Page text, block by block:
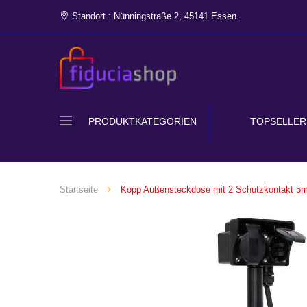
Standort : Nünningstraße 2, 45141 Essen.
PRODUKTKATEGORIEN TOPSELLER
Startseite Kopp Außensteckdose mit 2 Schutzkontakt